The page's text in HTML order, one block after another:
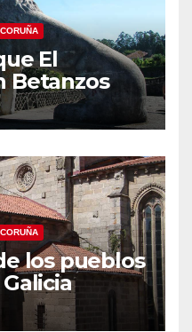
El
Betanzos
los pueblos